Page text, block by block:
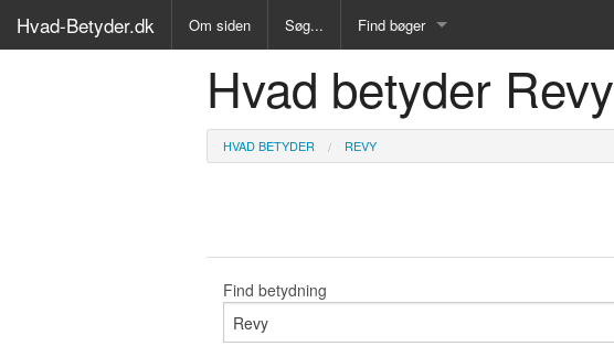
Hvad-Betyder.dk Om siden Søg... Find bøger
Alle Bøger
Ordbog over det danske sprog
Hvad betyder Revy
HVAD BETYDER REVY
Find betydning